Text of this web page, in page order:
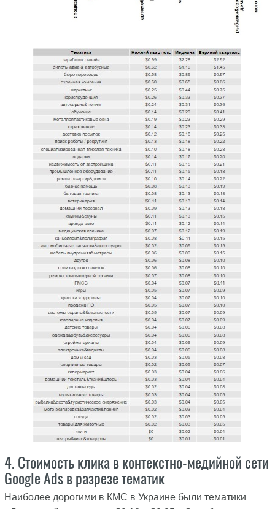
4. Стоимость клика в контекстно-медийной сети
Google Ads в разрезе тематик
Наиболее дорогими в КМС в Украине были тематики